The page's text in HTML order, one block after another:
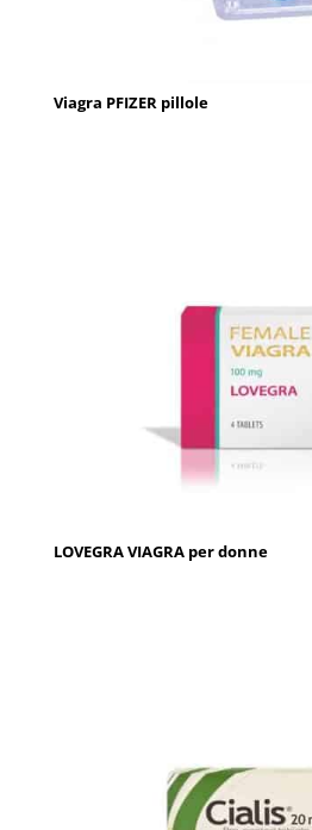
Viagra PFIZER pillole
LOVEGRA VIAGRA per donne